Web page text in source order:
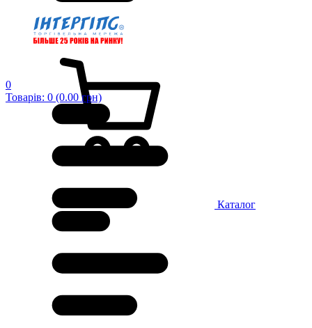
0
Товарів: 0 (0.00 грн)
Каталог